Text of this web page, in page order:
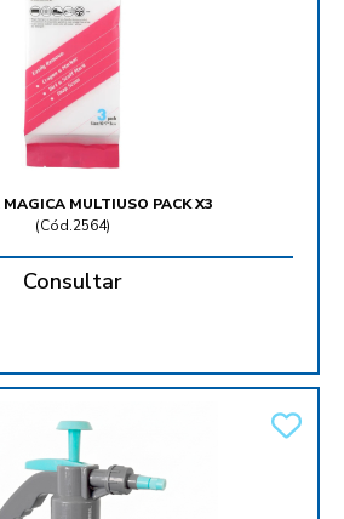
MAGICA MULTIUSO PACK X3
(Cód.2564)
Consultar